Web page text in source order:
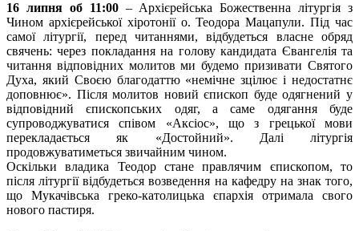
16 липня об 11:00– Архієрейська Божественна літургія з
Чином архієрейської хіротонії о. Теодора Мацапули. Під час
самої літургії, перед читаннями, відбудеться власне обряд
свячень: через покладання на голову кандидата Євангелія та
читання відповідних молитов ми будемо призивати Святого
Духа, який Своєю благодаттю «немічне зцілює і недостатнє
доповнює». Після молитов новий єпископ буде одягнений у
відповідний єпископських одяг, а саме одягання буде
супроводжуватися співом «Аксіос», що з грецької мови
перекладається як «Достойний». Далі літургія
продовжуватиметься звичайним чином.
Оскільки владика Теодор стане правлячим єпископом, то
після літургії відбудеться возведення на кафедру на знак того,
що Мукачівська греко-католицька єпархія отримала свого
нового пастиря.